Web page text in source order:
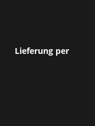
Lieferung per